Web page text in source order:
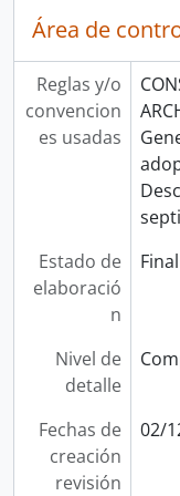
Área de
Reglas y/o
convencion
es usadas
Estado de
elaboració
n
Final
Nivel de
detalle
Fechas de
creación
revisión
02/